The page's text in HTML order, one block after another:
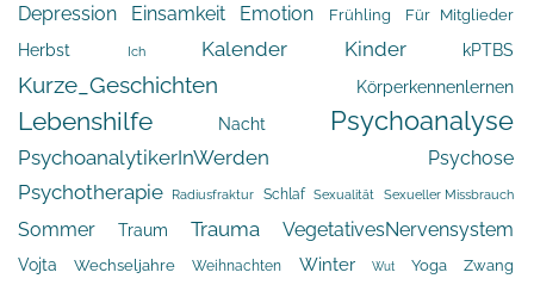
Depression Einsamkeit Emotion Frühling Für Mitglieder
Herbst Ich Kalender Kinder kPTBS
Kurze_Geschichten Körperkennenlernen
Lebenshilfe Nacht Psychoanalyse
PsychoanalytikerInWerden Psychose
Psychotherapie Radiusfraktur Schlaf Sexualität Sexueller Missbrauch
Sommer Traum Trauma VegetativesNervensystem
Vojta Wechseljahre Weihnachten Winter Wut Yoga Zwang